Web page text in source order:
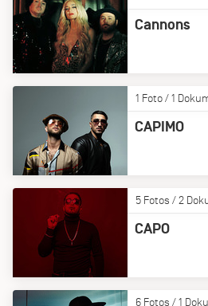
Cannons
1 Foto / 1
CAPIMO
5 Fotos / 2
CAPO
6 Fotos / 1